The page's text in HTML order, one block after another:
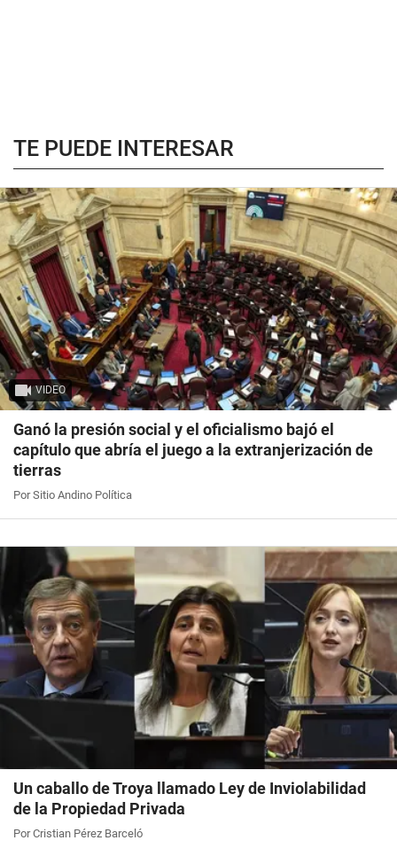
TE PUEDE INTERESAR
VIDEO
Ganó la presión social y el oficialismo bajó el
capítulo que abría el juego a la extranjerización de
tierras
Por Sitio Andino Política
Un caballo de Troya llamado Ley de Inviolabilidad
de la Propiedad Privada
Por Cristian Pérez Barceló